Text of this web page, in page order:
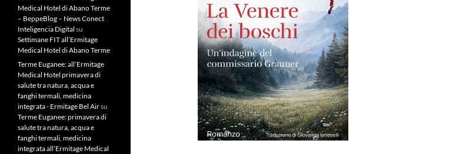
Medical Hotel di Abano Terme
– BeppeBlog – News Conect
Inteligencia Digital su
Settimane FIT all’Ermitage
Medical Hotel di Abano Terme
Terme Euganee: all’Ermitage
Medical Hotel primavera di
salute tra natura, acqua e
fanghi termali, medicina
integrata - Ermitage Bel Airsu
Terme Euganee: primavera di
salute tra natura, acqua e
fanghi termali, medicina
integrata all’Ermitage Medical